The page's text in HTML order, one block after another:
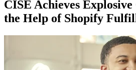
CISE Achieves
the Help of Shopify